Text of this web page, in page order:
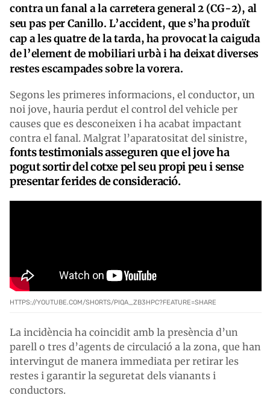
contra un fanal a la carretera general 2 (CG-2), al
seu pas per Canillo. L’accident, que s’ha produït
cap a les quatre de la tarda, ha provocat la caiguda
de l’element de mobiliari urbà i ha deixat diverses
restes escampades sobre la vorera.
Segons les primeres informacions, el conductor, un
noi jove, hauria perdut el control del vehicle per
causes que es desconeixen i ha acabat impactant
contra el fanal. Malgrat l’aparatositat del sinistre,
fonts testimonials asseguren que el jove ha
pogut sortir del cotxe pel seu propi peu i sense
presentar ferides de consideració.
HTTPS://YOUTUBE.COM/SHORTS/PIQA_ZB3HPC?FEATURE=SHARE
La incidència ha coincidit amb la presència d’un
parell o tres d’agents de circulació a la zona, que han
intervingut de manera immediata per retirar les
restes i garantir la seguretat dels vianants i
conductors.